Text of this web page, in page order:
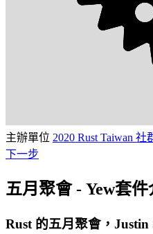
主辦單位 2020 Rust Taiwan 社
下一步
五月聚會 - Yew套件
Rust 的五月聚會， Justin